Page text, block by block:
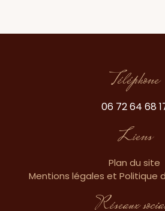
Téléphone
06 72 64 68
Liens
Plan du site
Mentions légales et Politique